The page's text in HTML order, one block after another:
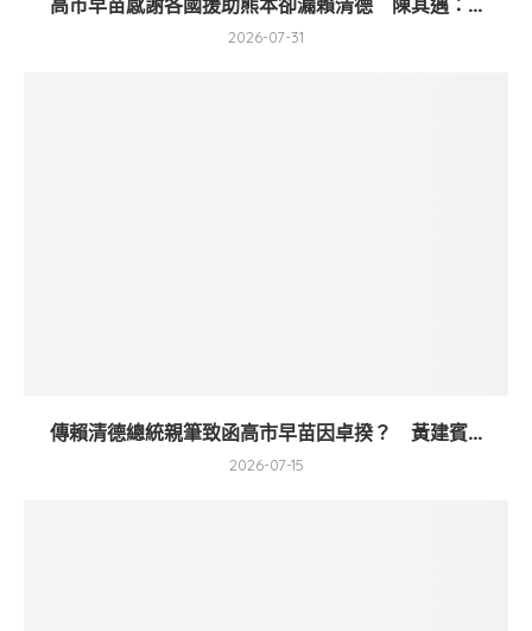
2026-07-31
傳賴清德總統親筆致函高市早苗因卓揆？ 黃建賓...
2026-07-15